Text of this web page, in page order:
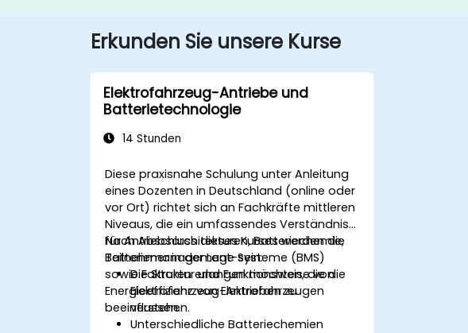
Erkunden Sie unsere Kurse
Elektrofahrzeug-Antriebe und
Batterietechnologie
14 Stunden
Diese praxisnahe Schulung unter Anleitung
eines Dozenten in Deutschland (online oder
vor Ort) richtet sich an Fachkräfte mittleren
Niveaus, die ein umfassendes Verständnis
für Antriebsarchitekturen, Batteriechemie,
Batteriemanagement-Systeme (BMS)
sowie Faktoren erlangen möchten, die die
Energieeffizienz von Elektrofahrzeugen
beeinflussen.
Nach Abschluss dieses Kurses werden die
Teilnehmer in der Lage sein:
Die Struktur und Funktionsweise von
Elektrofahrzeug-Antrieben zu
verstehen.
Unterschiedliche Batteriechemien